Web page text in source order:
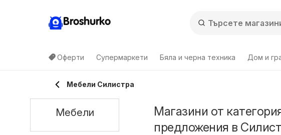
Broshurko
Оферти Супермаркети Бяла и черна техника Дом и
Мебели Силистра
Магазини от
предложения в
Мебели